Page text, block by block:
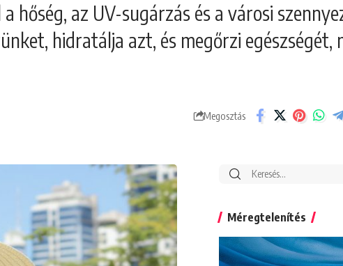
az UV-sugárzás és a városi
hidratálja azt, és megőrzi egészségét,
Megosztás
Search
Méregtelenítés